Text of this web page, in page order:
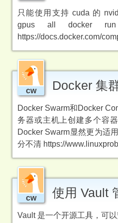
只能使用支持 cuda 的
gpus all docker run -
https://docs.docker.com/
cw Docker 集
Docker Swarm和Docker
务器或主机上创建多个容
Docker Swarm显然更为适
分不清 https://
cw 使用 Vault
Vault 是一个开源工具，可